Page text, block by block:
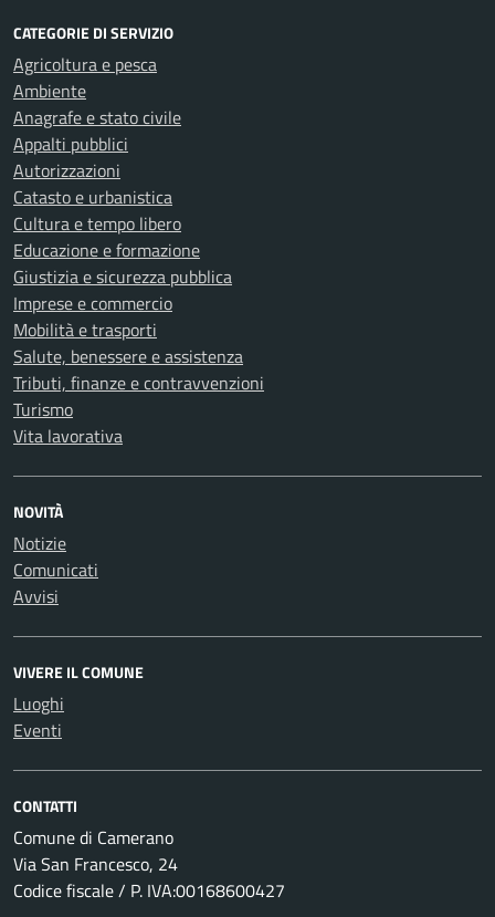
CATEGORIE DI SERVIZIO
Agricoltura e pesca
Ambiente
Anagrafe e stato civile
Appalti pubblici
Autorizzazioni
Catasto e urbanistica
Cultura e tempo libero
Educazione e formazione
Giustizia e sicurezza pubblica
Imprese e commercio
Mobilità e trasporti
Salute, benessere e assistenza
Tributi, finanze e contravvenzioni
Turismo
Vita lavorativa
NOVITÀ
Notizie
Comunicati
Avvisi
VIVERE IL COMUNE
Luoghi
Eventi
CONTATTI
Comune di Camerano
Via San Francesco, 24
Codice fiscale / P. IVA:00168600427